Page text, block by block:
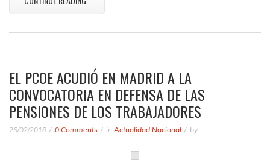
EL PCOE ACUDIÓ EN MADRID A LA
CONVOCATORIA EN DEFENSA DE LAS
PENSIONES DE LOS TRABAJADORES
26/02/2018 0 Comments in Actualidad Nacional by